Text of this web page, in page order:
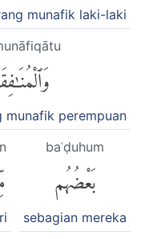
munafik laki-laki
munafik perempuan
baʿḍuhum
بَعْضُهُم
sebagian mereka